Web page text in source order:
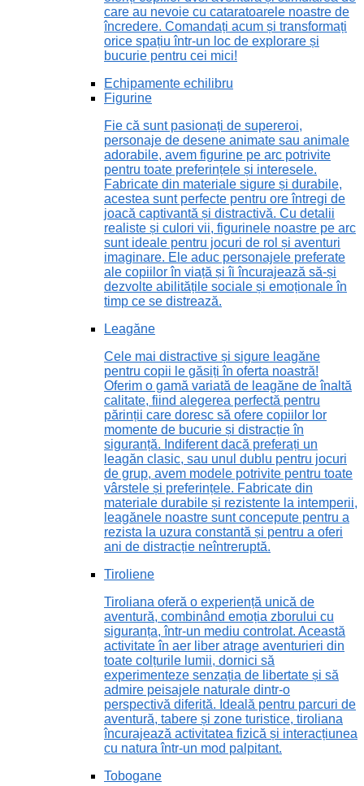
care au nevoie cu cataratoarele noastre de
încredere. Comandați acum și transformați
orice spațiu într-un loc de explorare și
bucurie pentru cei mici!
Echipamente echilibru
Figurine
Fie că sunt pasionați de supereroi,
personaje de desene animate sau animale
adorabile, avem figurine pe arc potrivite
pentru toate preferințele și interesele.
Fabricate din materiale sigure și durabile,
acestea sunt perfecte pentru ore întregi de
joacă captivantă și distractivă. Cu detalii
realiste și culori vii, figurinele noastre pe arc
sunt ideale pentru jocuri de rol și aventuri
imaginare. Ele aduc personajele preferate
ale copiilor în viață și îi încurajează să-și
dezvolte abilitățile sociale și emoționale în
timp ce se distrează.
Leagăne
Cele mai distractive și sigure leagăne
pentru copii le găsiți în oferta noastră!
Oferim o gamă variată de leagăne de înaltă
calitate, fiind alegerea perfectă pentru
părinții care doresc să ofere copiilor lor
momente de bucurie și distracție în
siguranță. Indiferent dacă preferați un
leagăn clasic, sau unul dublu pentru jocuri
de grup, avem modele potrivite pentru toate
vârstele și preferințele. Fabricate din
materiale durabile și rezistente la intemperii,
leagănele noastre sunt concepute pentru a
rezista la uzura constantă și pentru a oferi
ani de distracție neîntreruptă.
Tiroliene
Tiroliana oferă o experiență unică de
aventură, combinând emoția zborului cu
siguranța, într-un mediu controlat. Această
activitate în aer liber atrage aventurieri din
toate colțurile lumii, dornici să
experimenteze senzația de libertate și să
admire peisajele naturale dintr-o
perspectivă diferită. Ideală pentru parcuri de
aventură, tabere și zone turistice, tiroliana
încurajează activitatea fizică și interacțiunea
cu natura într-un mod palpitant.
Tobogane